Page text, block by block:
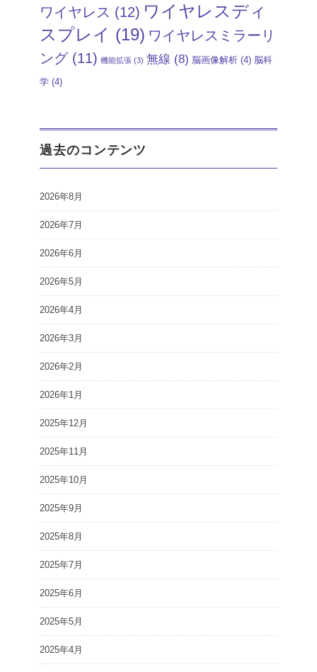
ワイヤレス (12) ワイヤレスディ
スプレイ (19) ワイヤレスミラーリ
ング(11) 機能拡張 (3) 無線 (8) 脳画像解析 (4) 脳科
学 (4)
過去のコンテンツ
2026年8月
2026年7月
2026年6月
2026年5月
2026年4月
2026年3月
2026年2月
2026年1月
2025年12月
2025年11月
2025年10月
2025年9月
2025年8月
2025年7月
2025年6月
2025年5月
2025年4月